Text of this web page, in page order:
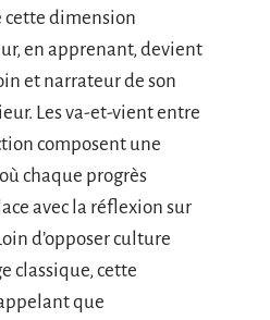
cette dimension
en apprenant, devient
et narrateur de son
Les va-et-vient entre
composent une
chaque progrès
avec la réflexion sur
d’opposer culture
classique, cette
que